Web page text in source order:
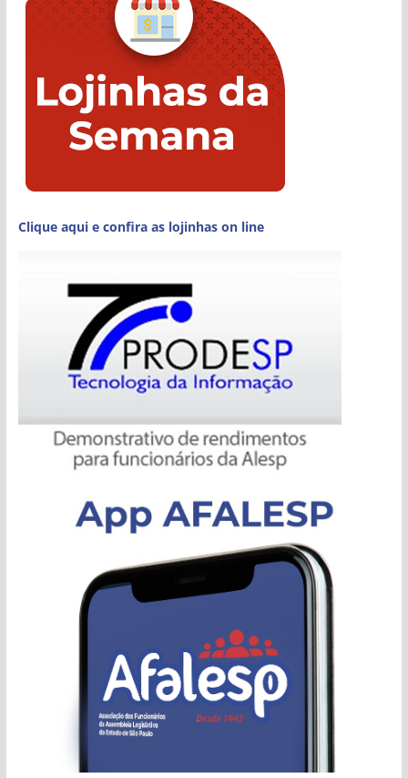
Clique aqui e confira as lojinhas on line